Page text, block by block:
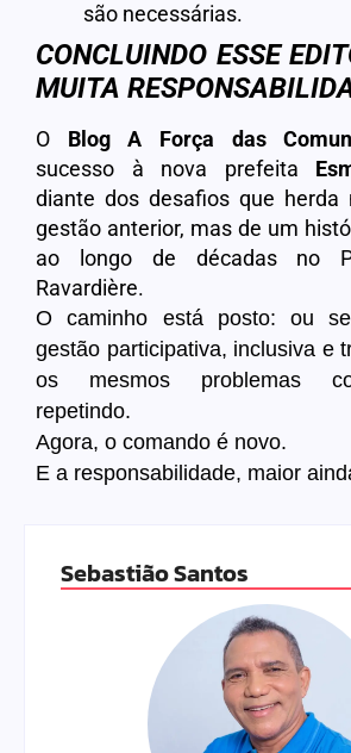
são necessárias.
CONCLUINDO ESSE
MUITA
O Blog A Força das
sucesso à nova prefeita
diante dos desafios que herda
gestão anterior, mas de um
ao longo de décadas no
Ravardière.
O caminho está posto: ou
gestão participativa, inclusiva e
os mesmos problemas
repetindo.
Agora, o comando é novo.
E a responsabilidade, maior
Sebastião Santos